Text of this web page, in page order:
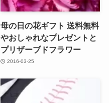
母の日の花ギフト 送料無料
やおしゃれなプレゼントと
プリザーブドフラワー
2016-03-25